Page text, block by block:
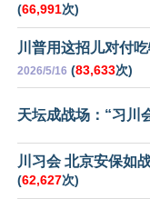
(66,991次)
川普用这招儿对付
2026/5/16 (83,633次)
天坛成战场：“习川
川习会 北京安保如
(62,627次)